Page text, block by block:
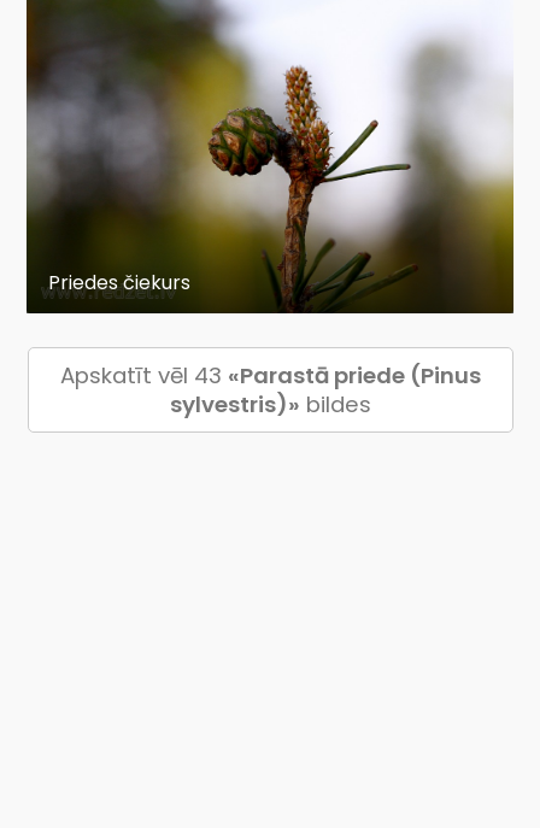
Priedes čiekurs
Apskatīt vēl 43 «Parastā priede (Pinus
sylvestris)» bildes